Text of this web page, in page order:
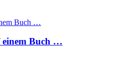
einem Buch …